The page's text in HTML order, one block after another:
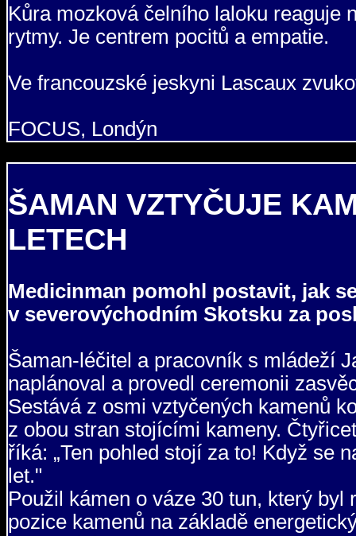
Kůra mozková čelního laloku reaguje
rytmy. Je centrem pocitů a empatie.
Ve francouzské jeskyni Lascaux
FOCUS, Londýn
ŠAMAN VZTYČUJE
LETECH
Medicinman pomohl postavit, jak
v severovýchodním Skotsku za
Šaman-léčitel a pracovník s mládeží
naplánoval a provedl ceremonii
Sestává z osmi vztyčených kamenů
z obou stran stojícími kameny.
říká: „Ten pohled stojí za to! Když se
let."
Použil kámen o váze 30 tun, který
pozice kamenů na základě